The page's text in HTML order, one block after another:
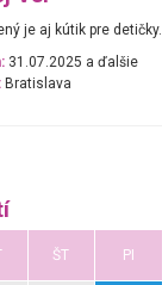
je aj kútik pre detičky.
31.07.2025 a ďalšie
Bratislava
ŠT PI